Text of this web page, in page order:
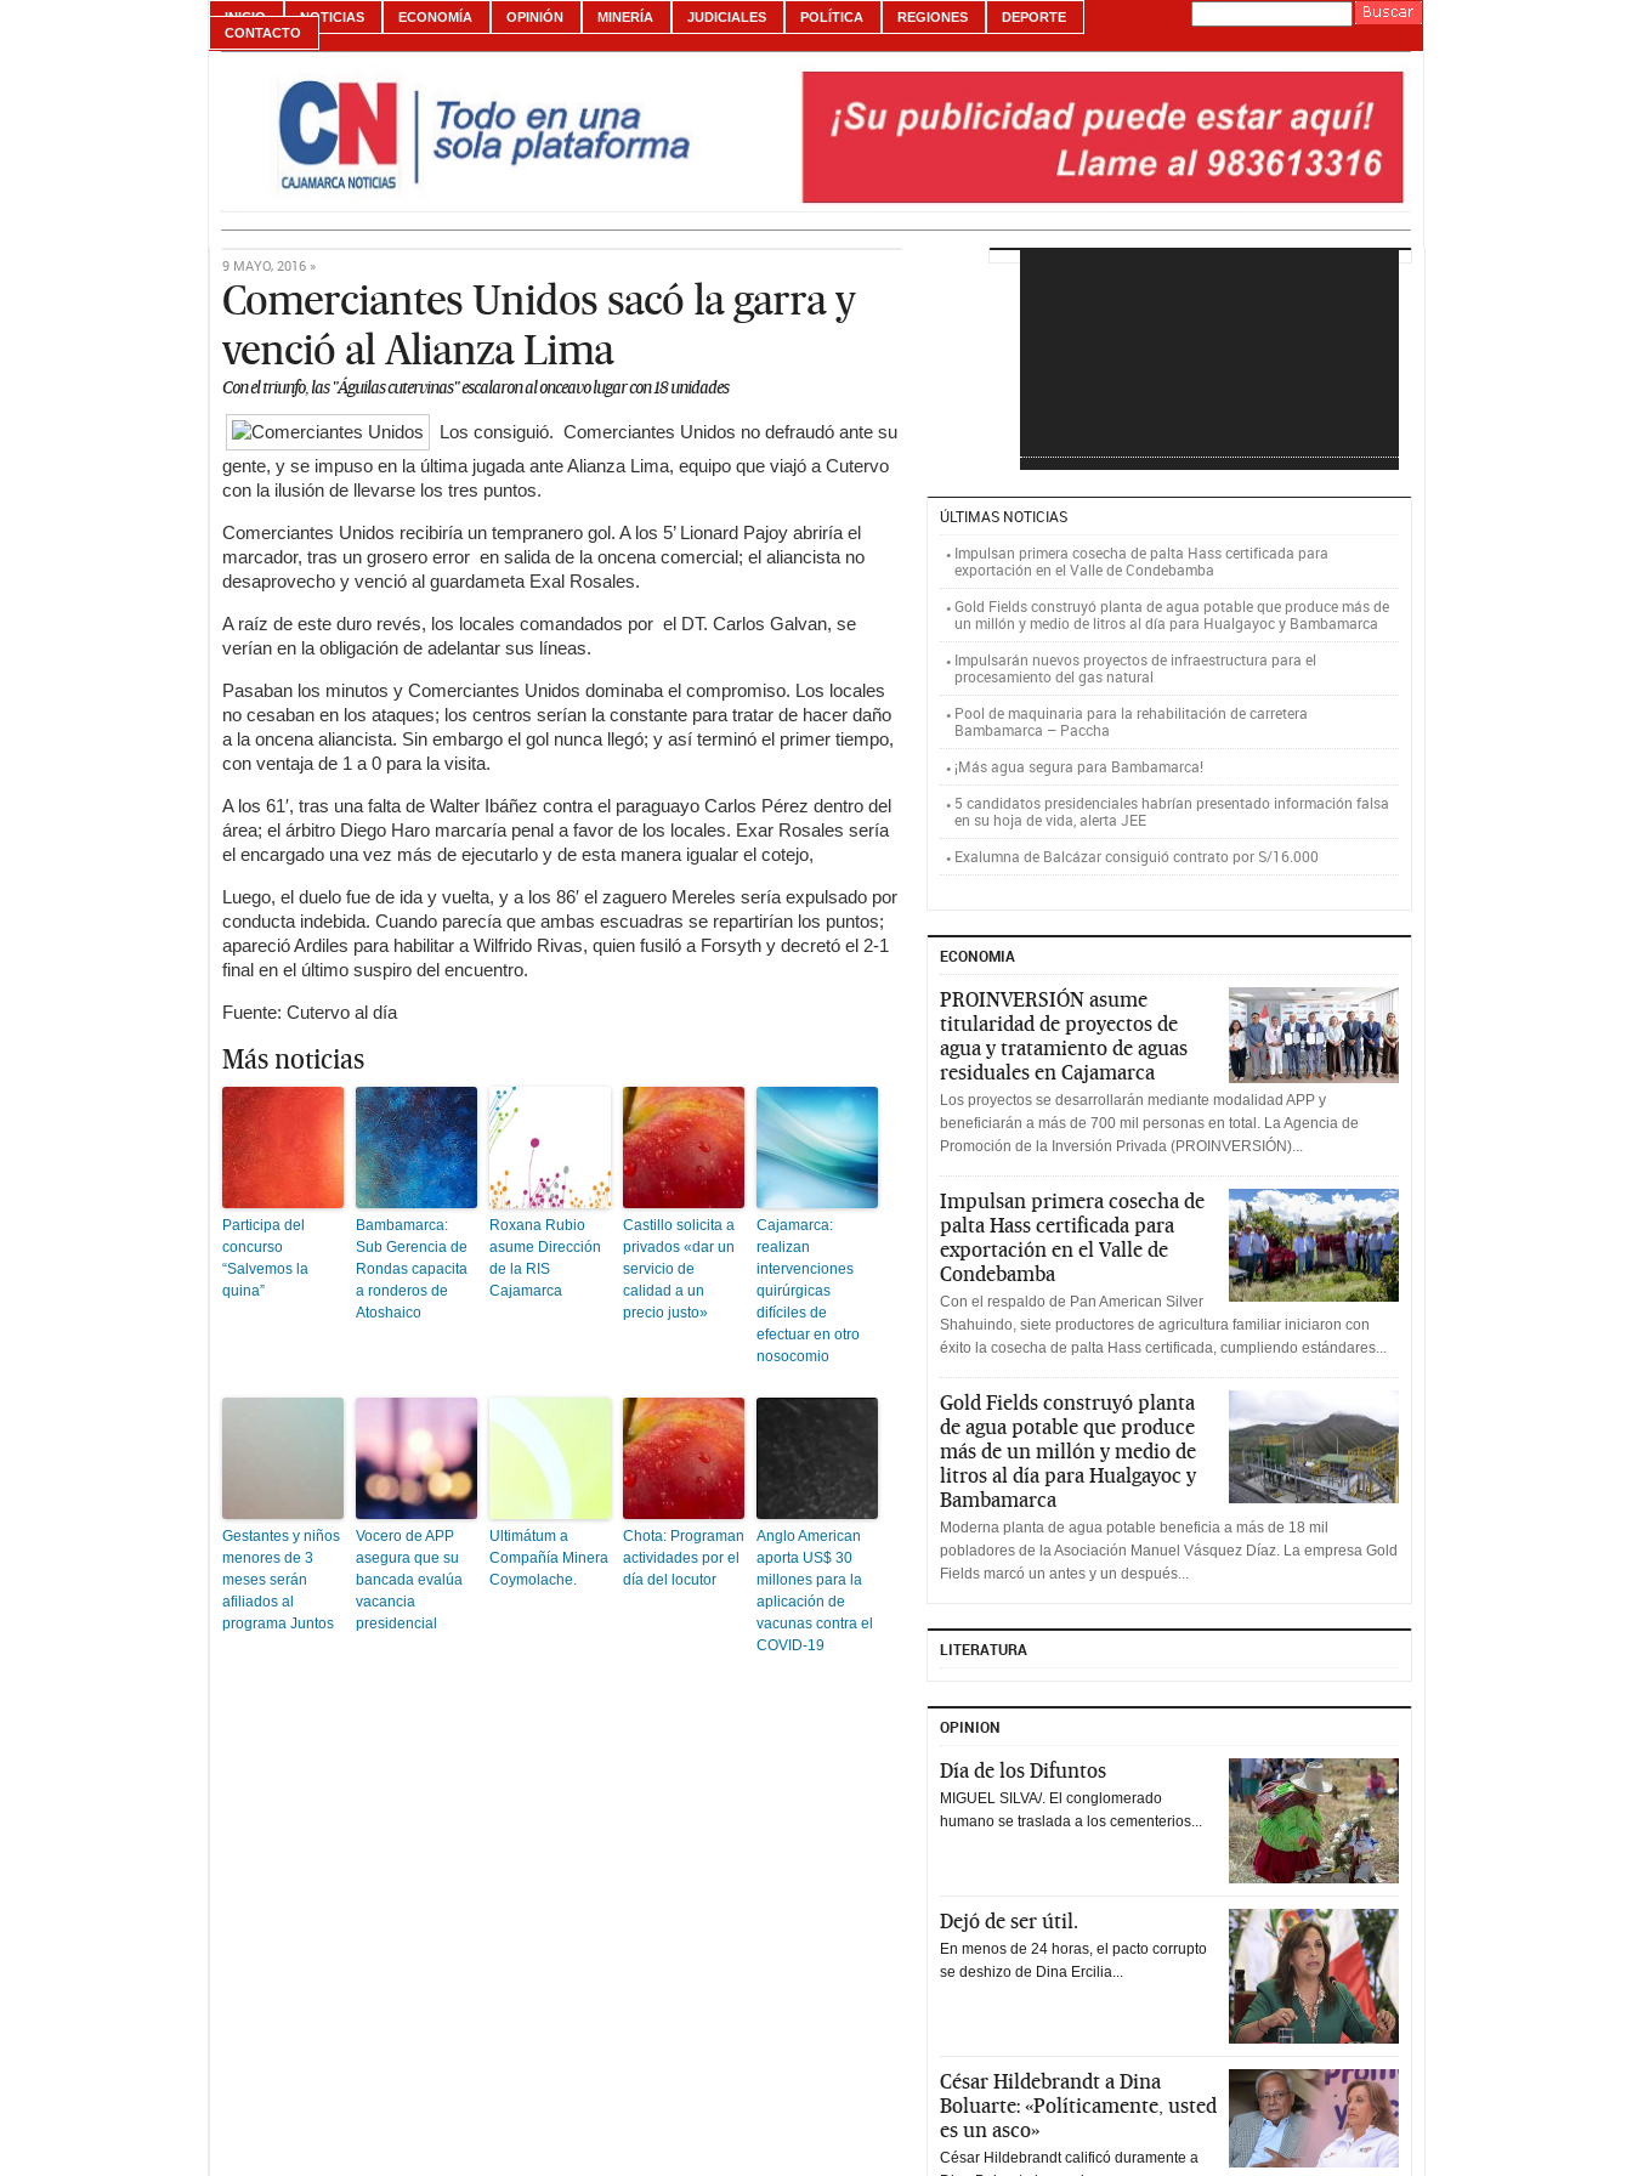
INICIO NOTICIAS ECONOMÍA OPINIÓN MINERÍA JUDICIALES POLÍTICA REGIONES
DEPORTE
CONTACTO
9 MAYO, 2016 »
Comerciantes Unidos sacó la garra y
venció al Alianza Lima
Con el triunfo, las "Águilas cutervinas" escalaron al onceavo lugar con 18 unidades
Los consiguió. Comerciantes Unidos no defraudó ante su
gente, y se impuso en la última jugada ante Alianza Lima, equipo que viajó a Cutervo
con la ilusión de llevarse los tres puntos.
Comerciantes Unidos recibiría un tempranero gol. A los 5’ Lionard Pajoy abriría el
marcador, tras un grosero error en salida de la oncena comercial; el aliancista no
desaprovecho y venció al guardameta Exal Rosales.
A raíz de este duro revés, los locales comandados por el DT. Carlos Galvan, se
verían en la obligación de adelantar sus líneas.
Pasaban los minutos y Comerciantes Unidos dominaba el compromiso. Los locales
no cesaban en los ataques; los centros serían la constante para tratar de hacer daño
a la oncena aliancista. Sin embargo el gol nunca llegó; y así terminó el primer tiempo,
con ventaja de 1 a 0 para la visita.
A los 61′, tras una falta de Walter Ibáñez contra el paraguayo Carlos Pérez dentro del
área; el árbitro Diego Haro marcaría penal a favor de los locales. Exar Rosales sería
el encargado una vez más de ejecutarlo y de esta manera igualar el cotejo,
Luego, el duelo fue de ida y vuelta, y a los 86′ el zaguero Mereles sería expulsado por
conducta indebida. Cuando parecía que ambas escuadras se repartirían los puntos;
apareció Ardiles para habilitar a Wilfrido Rivas, quien fusiló a Forsyth y decretó el 2-1
final en el último suspiro del encuentro.
Fuente: Cutervo al día
Más noticias
Participa del
concurso
“Salvemos la
quina”
Bambamarca:
Sub Gerencia de
Rondas capacita
a ronderos de
Atoshaico
Roxana Rubio
asume Dirección
de la RIS
Cajamarca
Castillo solicita a
privados «dar un
servicio de
calidad a un
precio justo»
Cajamarca:
realizan
intervenciones
quirúrgicas
difíciles de
efectuar en otro
nosocomio
Gestantes y niños
menores de 3
meses serán
afiliados al
programa Juntos
Vocero de APP
asegura que su
bancada evalúa
vacancia
presidencial
Ultimátum a
Compañía Minera
Coymolache.
Chota: Programan
actividades por el
día del locutor
Anglo American
aporta US$ 30
millones para la
aplicación de
vacunas contra el
COVID-19
ÚLTIMAS NOTICIAS
Impulsan primera cosecha de palta Hass certificada para
exportación en el Valle de Condebamba
Gold Fields construyó planta de agua potable que produce más de
un millón y medio de litros al día para Hualgayoc y Bambamarca
Impulsarán nuevos proyectos de infraestructura para el
procesamiento del gas natural
Pool de maquinaria para la rehabilitación de carretera
Bambamarca – Paccha
¡Más agua segura para Bambamarca!
5 candidatos presidenciales habrían presentado información falsa
en su hoja de vida, alerta JEE
Exalumna de Balcázar consiguió contrato por S/16.000
ECONOMIA
PROINVERSIÓN asume
titularidad de proyectos de
agua y tratamiento de aguas
residuales en Cajamarca
Los proyectos se desarrollarán mediante modalidad APP y
beneficiarán a más de 700 mil personas en total. La Agencia de
Promoción de la Inversión Privada (PROINVERSIÓN)...
Impulsan primera cosecha de
palta Hass certificada para
exportación en el Valle de
Condebamba
Con el respaldo de Pan American Silver
Shahuindo, siete productores de agricultura familiar iniciaron con
éxito la cosecha de palta Hass certificada, cumpliendo estándares...
Gold Fields construyó planta
de agua potable que produce
más de un millón y medio de
litros al día para Hualgayoc y
Bambamarca
Moderna planta de agua potable beneficia a más de 18 mil
pobladores de la Asociación Manuel Vásquez Díaz. La empresa Gold
Fields marcó un antes y un después...
LITERATURA
OPINION
Día de los Difuntos
MIGUEL SILVA/. El conglomerado
humano se traslada a los cementerios...
Dejó de ser útil.
En menos de 24 horas, el pacto corrupto
se deshizo de Dina Ercilia...
César Hildebrandt a Dina
Boluarte: «Políticamente, usted
es un asco»
César Hildebrandt calificó duramente a